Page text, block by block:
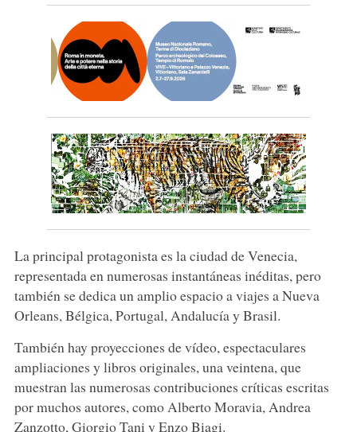
La principal protagonista es la ciudad de Venecia,
representada en numerosas instantáneas inéditas, pero
también se dedica un amplio espacio a viajes a Nueva
Orleans, Bélgica, Portugal, Andalucía y Brasil.
También hay proyecciones de vídeo, espectaculares
ampliaciones y libros originales, una veintena, que
muestran las numerosas contribuciones críticas escritas
por muchos autores, como Alberto Moravia, Andrea
Zanzotto, Giorgio Tani y Enzo Biagi.